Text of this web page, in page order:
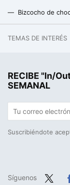
TEMAS DE INTERÉS
RECIBE "In/
SEMANAL
Suscribiéndote
Síguenos